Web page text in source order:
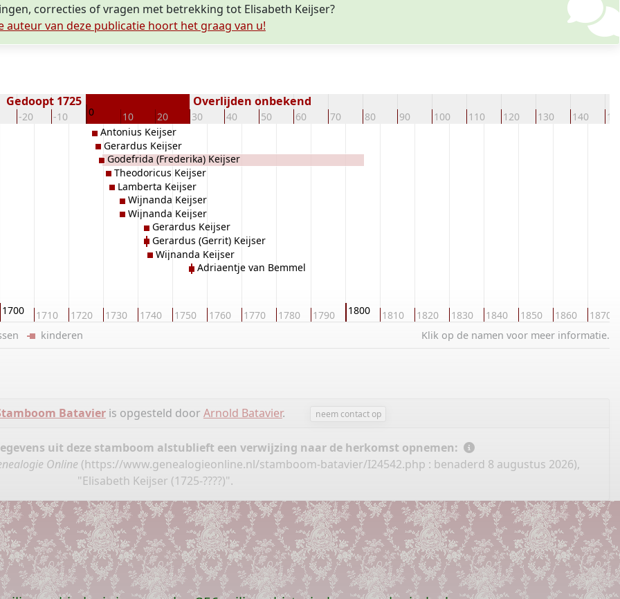
correcties of vragen met betrekking tot Elisabeth Keijser?
auteur van deze publicatie hoort het graag van u!
-20 -10 0 10 20 30 40 50 60 70 80 90 100 110 120 130 140
Gedoopt 1725 Overlijden onbekend
1700 1710 1720 1730 1740 1750 1760 1770 1780 1790 1800 1810 1820 1830 1840 1850 1860 1870
Antonius Keijser
Gerardus Keijser
Godefrida (Frederika) Keijser
Theodoricus Keijser
Lamberta Keijser
Wijnanda Keijser
Wijnanda Keijser
Gerardus Keijser
Gerardus (Gerrit) Keijser
Wijnanda Keijser
Adriaentje van Bemmel
Klik op de namen voor meer informatie.
kinderen
Batavieris opgesteld door Arnold Batavier. neem contact op
uit deze stamboom alstublieft een verwijzing naar de herkomst opnemen:
Online (https://www.genealogieonline.nl/stamboom-batavier/I24542.php : benaderd 8 augustus 2026),
"Elisabeth Keijser (1725-????)".